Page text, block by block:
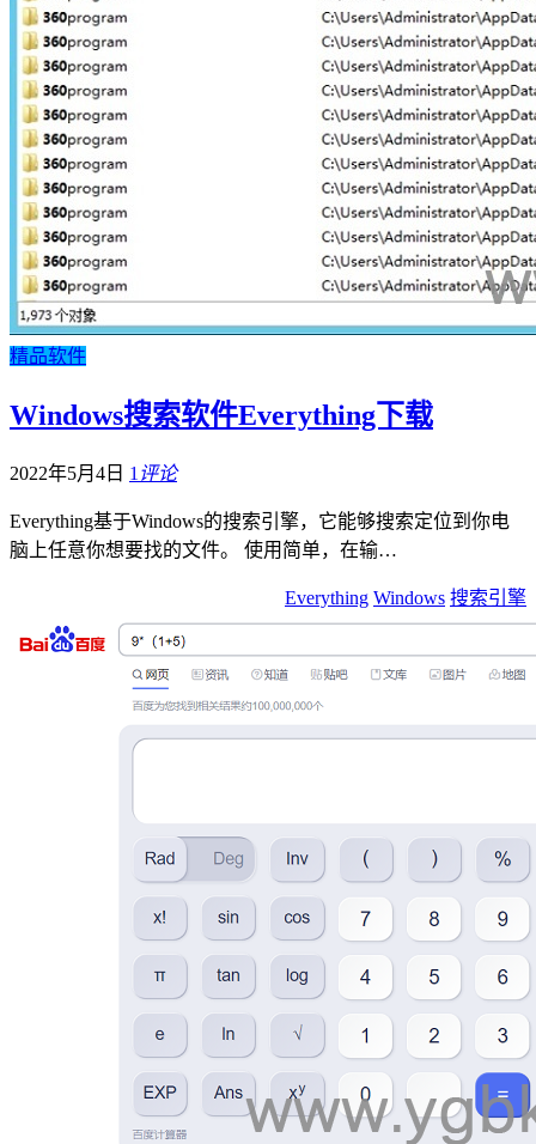
精品软件
Windows搜索软件Everything下载
2022年5月4日 1 评论
Everything基于Windows的搜索引擎，它能够搜索定位到你电
脑上任意你想要找的文件。 使用简单，在输…
Everything Windows 搜索引擎